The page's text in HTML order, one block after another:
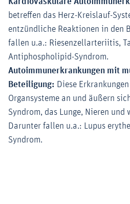
betreffen das Herz-Kreislauf-
entzündliche Reaktionen in den
fallen u.a.: Riesenzellarteriitis,
Antiphospholipid-Syndrom.
Autoimmunerkrankungen mit
Beteiligung: Diese
Organsysteme an und äußern
Syndrom, das Lunge, Nieren
Darunter fallen u.a.: Lupus
Syndrom.